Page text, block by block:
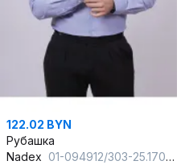
122.02 BYN
Рубашка
Nadex 01-094912/303-25.170-176